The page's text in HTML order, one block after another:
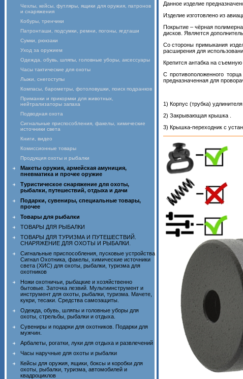
Чехлы, кейсы, футляры, ящики для оружия, патронов
и снаряжения
Кобуры, тренчики
Патронташи, подсумки, ремни, погоны, ягдташи
Сумки, рюкзаки
Уход за оружием
Одежда, обувь, шляпы, головные уборы, аксессуары
Часы тактические для охоты
Лыжи, снегоступы
Компасы, барометры, фотоловушки, поиск подранков
Приманки и прикормки для животных,
нейтрализаторы запаха
Подводная охота
Сигнальные приспособления, факелы, химические
источники света
Книги, видео
Комиссионные товары
Продукция охоты и рыбалки
Макеты оружия, армейская амуниция,
пневматика и прочее оружие
Туристическое снаряжение для охоты,
рыбалки, путешествий, отдыха и дачи
Подарки, сувениры, специальные товары,
прочее
Товары для рыбалки
ТОВАРЫ ДЛЯ РЫБАЛКИ
ТОВАРЫ ДЛЯ ТУРИЗМА И ПУТЕШЕСТВИЙ.
СНАРЯЖЕНИЕ ДЛЯ ОХОТЫ И РЫБАЛКИ.
Сигнальные приспособления, пусковые устройства
Сигнал Охотника, факелы, химические источники
света (ХИС) для охоты, рыбалки, туризма для
охотников
Ножи охотничьи, рыбацкие и хозяйственно
бытовые. Заточка лезвий. Мультиинструмент и
инструмент для охоты, рыбалки, туризма. Мачете,
кукри, тесаки. Средства самозащиты.
Одежда, обувь, шляпы и головные уборы для
охоты, стрельбы, рыбалки и отдыха.
Сувениры и подарки для охотников. Подарки для
мужчин.
Арбалеты, рогатки, луки для отдыха и развлечений
Часы наручные для охоты и рыбалки
Кейсы для оружия, ящики, боксы и коробки для
охоты, рыбалки, туризма, автомобилей и
квадроциклов
Данное изделие
Изделие изготовлено из
Покрытие – чёрная
дисков. Является
Со стороны примыкания
расширения для
Крепится антабка на
С противоположенного
предназначенная для
1) Корпус (трубка) удлинителя
2) Закрывающая крышка .
3) Крышка-переходник с